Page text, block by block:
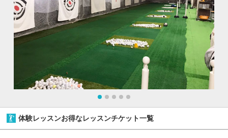
体験レッスンお得なレッスンチケット一覧